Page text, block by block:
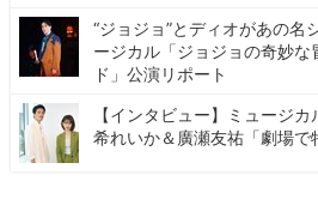
“ジョジョ”とディオがあの名
ージカル「ジョジョの奇妙な
ド」公演リポート
【インタビュー】ミュージ
希れいか＆廣瀬友祐「劇場で